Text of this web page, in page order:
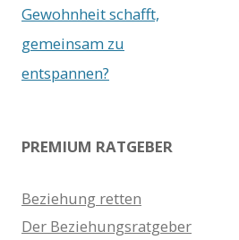
Gewohnheit schafft,
gemeinsam zu
entspannen?
PREMIUM RATGEBER
Beziehung retten
Der Beziehungsratgeber